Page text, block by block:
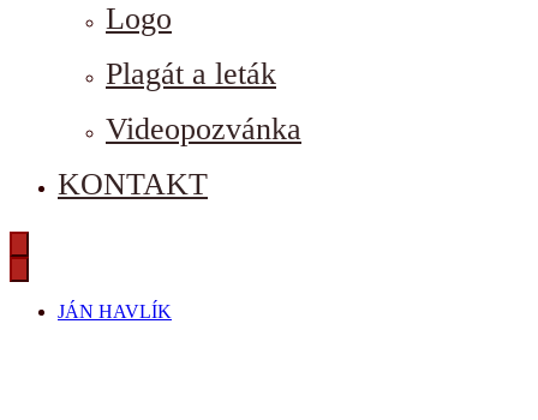
Logo
Plagát a leták
Videopozvánka
KONTAKT
JÁN HAVLÍK